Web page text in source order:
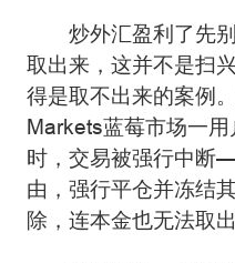
炒外汇盈利了先
取出来，这并不是扫
得是取不出来的案例
Markets蓝莓市场一
时，交易被强行中断
由，强行平仓并冻结
除，连本金也无法取出